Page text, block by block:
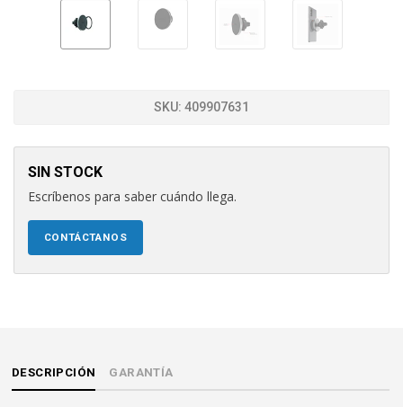
SKU: 409907631
SIN STOCK
Escríbenos para saber cuándo llega.
CONTÁCTANOS
DESCRIPCIÓN GARANTÍA